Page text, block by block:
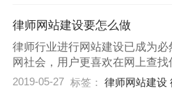
律师网站建设要怎么做
律师行业进行网站建设已成为
网社会，用户更喜欢在网上查找
2019-05-27 标签： 律师网站建设